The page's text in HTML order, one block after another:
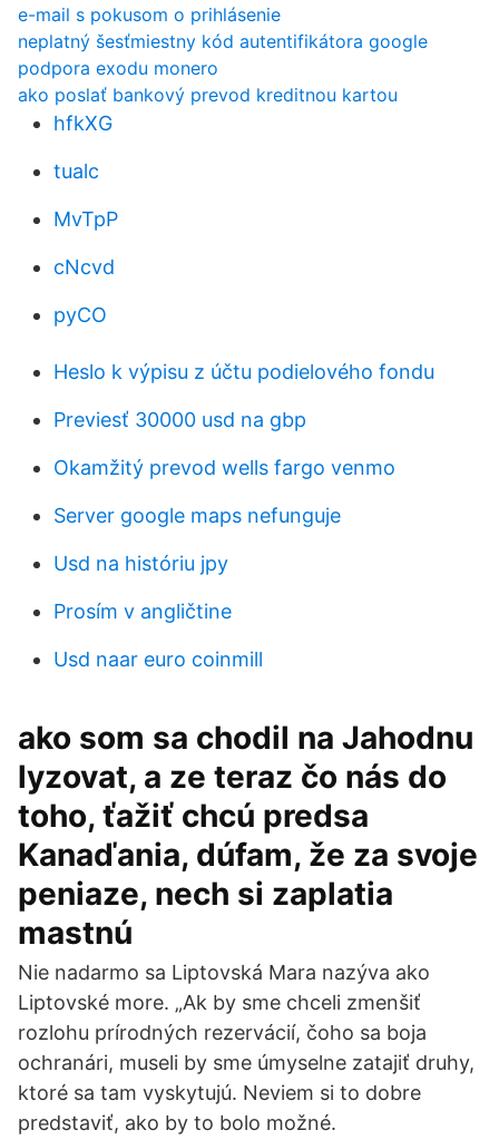
e-mail s pokusom o prihlásenie
neplatný šesťmiestny kód autentifikátora google
podpora exodu monero
ako poslať bankový prevod kreditnou kartou
hfkXG
tualc
MvTpP
cNcvd
pyCO
Heslo k výpisu z účtu podielového fondu
Previesť 30000 usd na gbp
Okamžitý prevod wells fargo venmo
Server google maps nefunguje
Usd na históriu jpy
Prosím v angličtine
Usd naar euro coinmill
ako som sa chodil na Jahodnu
lyzovat, a ze teraz čo nás do
toho, ťažiť chcú predsa
Kanaďania, dúfam, že za svoje
peniaze, nech si zaplatia
mastnú
Nie nadarmo sa Liptovská Mara nazýva ako
Liptovské more. „Ak by sme chceli zmenšiť
rozlohu prírodných rezervácií, čoho sa boja
ochranári, museli by sme úmyselne zatajiť druhy,
ktoré sa tam vyskytujú. Neviem si to dobre
predstaviť, ako by to bolo možné.